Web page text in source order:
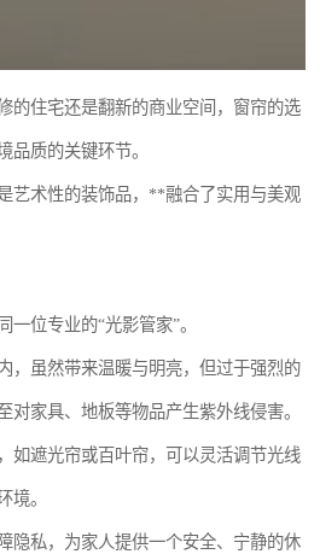
的住宅还是翻新的商业空间，窗帘的选
品质的关键环节。
艺术性的装饰品，**融合了实用与美观
位专业的“光影管家”。
，虽然带来温暖与明亮，但过于强烈的
对家具、地板等物品产生紫外线侵害。
如遮光帘或百叶帘，可以灵活调节光线
境。
隐私，为家人提供一个安全、宁静的休